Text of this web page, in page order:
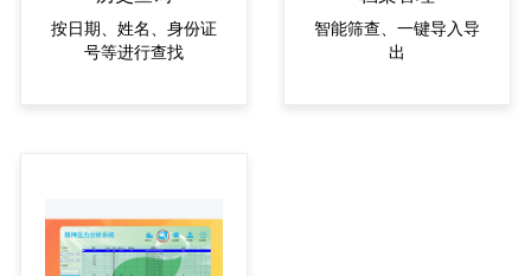
按日期、姓名、身份证
号等进行查找
智能筛查、一键导入导
出